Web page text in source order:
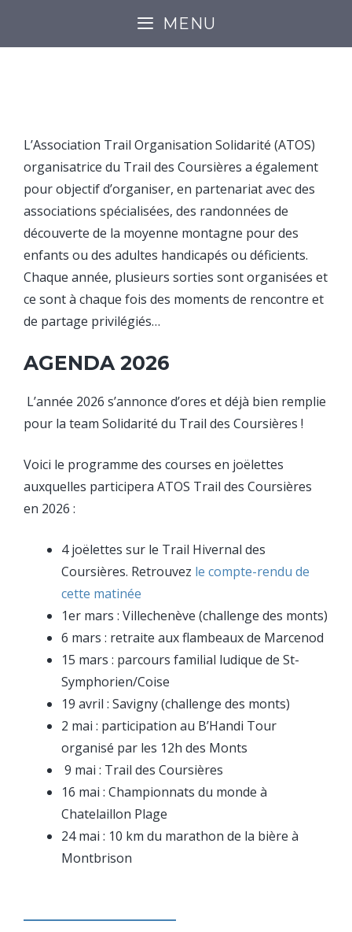
MENU
L’Association Trail Organisation Solidarité (ATOS)
organisatrice du Trail des Coursières a également
pour objectif d’organiser, en partenariat avec des
associations spécialisées, des randonnées de
découverte de la moyenne montagne pour des
enfants ou des adultes handicapés ou déficients.
Chaque année, plusieurs sorties sont organisées et
ce sont à chaque fois des moments de rencontre et
de partage privilégiés…
AGENDA 2026
L’année 2026 s’annonce d’ores et déjà bien remplie
pour la team Solidarité du Trail des Coursières !
Voici le programme des courses en joëlettes
auxquelles participera ATOS Trail des Coursières
en 2026 :
4 joëlettes sur le Trail Hivernal des
Coursières. Retrouvez le compte-rendu de
cette matinée
1er mars : Villechenève (challenge des monts)
6 mars : retraite aux flambeaux de Marcenod
15 mars : parcours familial ludique de St-
Symphorien/Coise
19 avril : Savigny (challenge des monts)
2 mai : participation au B’Handi Tour
organisé par les 12h des Monts
9 mai : Trail des Coursières
16 mai : Championnats du monde à
Chatelaillon Plage
24 mai : 10 km du marathon de la bière à
Montbrison